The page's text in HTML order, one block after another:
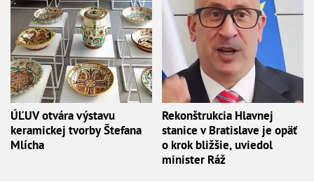
ÚĽUV otvára výstavu
keramickej tvorby Štefana
Mlícha
Rekonštrukcia Hlavnej
stanice v Bratislave je opäť
o krok bližšie, uviedol
minister Ráž